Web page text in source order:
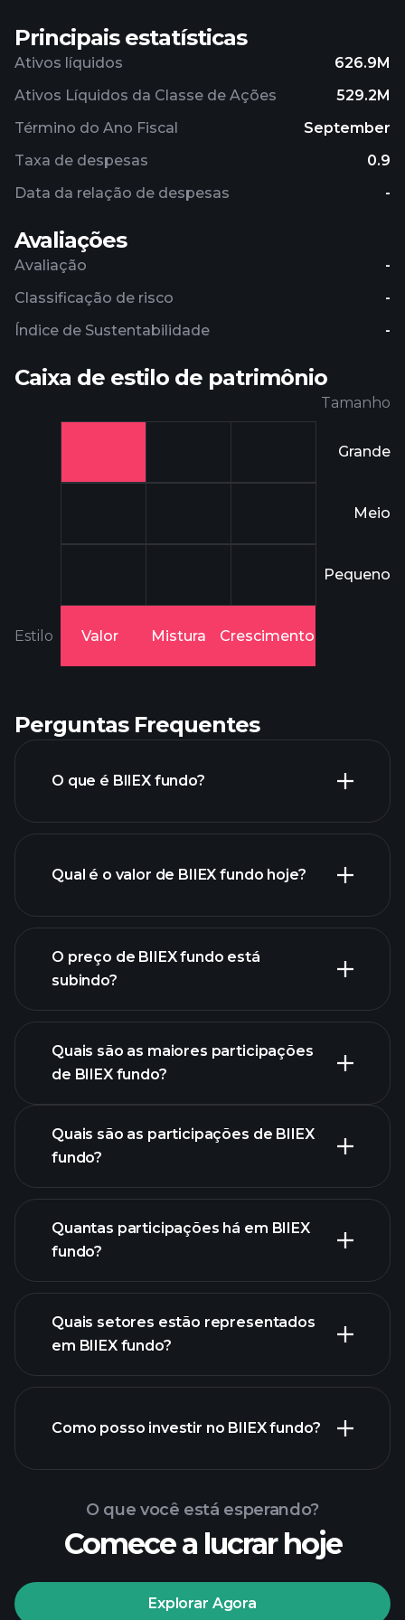
Principais estatísticas
Ativos líquidos
626.9M
Ativos Líquidos da Classe de Ações
529.2M
Término do Ano Fiscal
September
Taxa de despesas
0.9
Data da relação de despesas
-
Avaliações
Avaliação
-
Classificação de risco
-
Índice de Sustentabilidade
-
Caixa de estilo de patrimônio
Tamanho
Grande
Meio
Pequeno
Estilo Valor Mistura Crescimento
Perguntas Frequentes
O que é BIIEX fundo?
Qual é o valor de BIIEX fundo hoje?
gráfico avançado
O preço de BIIEX fundo está
subindo?
Quais são as maiores participações
de BIIEX fundo?
participações
Quais são as participações de BIIEX
fundo?
participações
Quantas participações há em BIIEX
fundo?
participações
Quais setores estão representados
em BIIEX fundo?
Como posso investir no BIIEX fundo?
O que você está esperando?
Comece a lucrar hoje
Explorar Agora